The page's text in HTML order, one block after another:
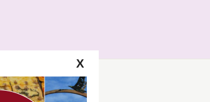
Segui la GRB
X